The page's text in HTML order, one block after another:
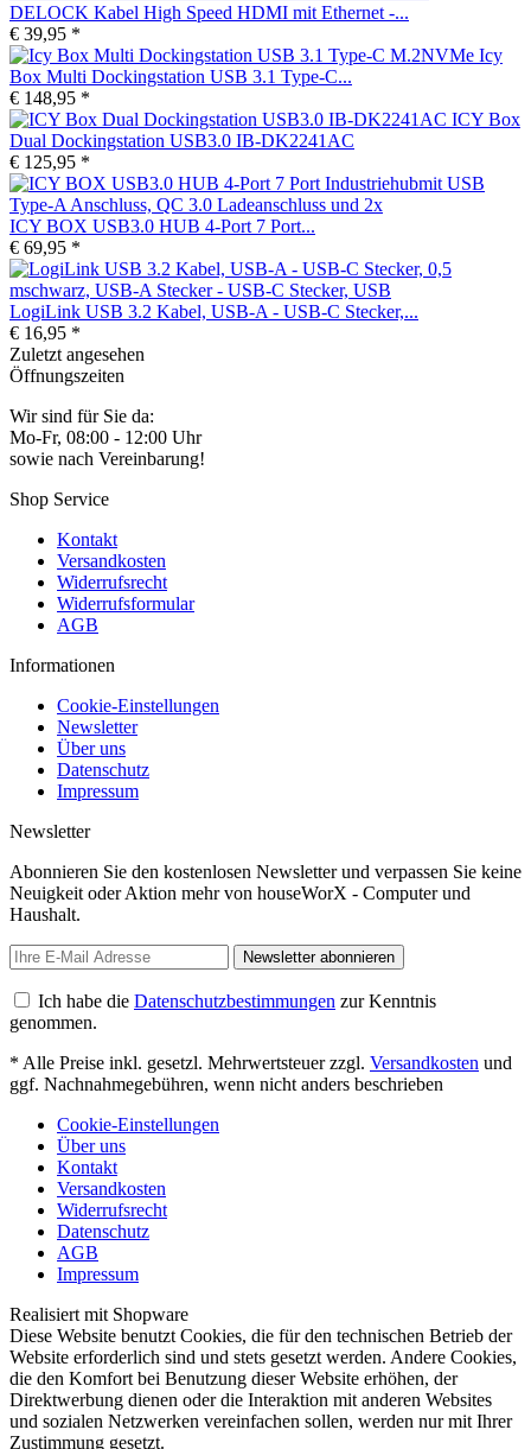
DELOCK Kabel High Speed HDMI mit Ethernet -...
€ 39,95 *
Icy
Box Multi Dockingstation USB 3.1 Type-C...
€ 148,95 *
ICY Box
Dual Dockingstation USB3.0 IB-DK2241AC
€ 125,95 *
ICY BOX USB3.0 HUB 4-Port 7 Port...
€ 69,95 *
LogiLink USB 3.2 Kabel, USB-A - USB-C Stecker,...
€ 16,95 *
Zuletzt angesehen
Öffnungszeiten
Wir sind für Sie da:
Mo-Fr, 08:00 - 12:00 Uhr
sowie nach Vereinbarung!
Shop Service
Kontakt
Versandkosten
Widerrufsrecht
Widerrufsformular
AGB
Informationen
Cookie-Einstellungen
Newsletter
Über uns
Datenschutz
Impressum
Newsletter
Abonnieren Sie den kostenlosen Newsletter und verpassen Sie keine
Neuigkeit oder Aktion mehr von houseWorX - Computer und
Haushalt.
Newsletter abonnieren
Ich habe die Datenschutzbestimmungen zur Kenntnis
genommen.
* Alle Preise inkl. gesetzl. Mehrwertsteuer zzgl. Versandkosten und
ggf. Nachnahmegebühren, wenn nicht anders beschrieben
Cookie-Einstellungen
Über uns
Kontakt
Versandkosten
Widerrufsrecht
Datenschutz
AGB
Impressum
Realisiert mit Shopware
Diese Website benutzt Cookies, die für den technischen Betrieb der
Website erforderlich sind und stets gesetzt werden. Andere Cookies,
die den Komfort bei Benutzung dieser Website erhöhen, der
Direktwerbung dienen oder die Interaktion mit anderen Websites
und sozialen Netzwerken vereinfachen sollen, werden nur mit Ihrer
Zustimmung gesetzt.